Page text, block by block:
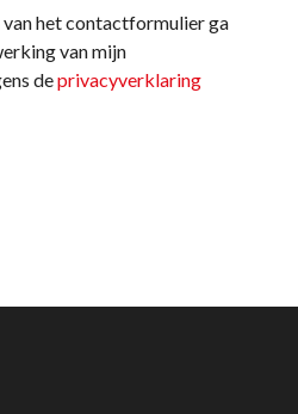
het contactformulier ga
van mijn
deprivacyverklaring